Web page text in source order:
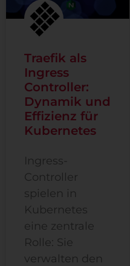
Traefik als
Ingress
Controller:
Dynamik und
Effizienz für
Kubernetes
Ingress-
Controller
spielen in
Kubernetes
eine zentrale
Rolle: Sie
verwalten den